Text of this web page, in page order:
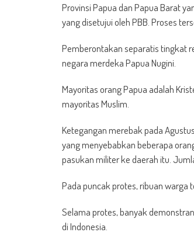
Provinsi Papua dan Papua Barat
yang disetujui oleh PBB. Proses
Pemberontakan separatis tingkat
negara merdeka Papua Nugini.
Mayoritas orang Papua adalah
mayoritas Muslim.
Ketegangan merebak pada
yang menyebabkan beberapa
pasukan militer ke daerah itu.
Pada puncak protes, ribuan warga
Selama protes, banyak
di Indonesia.